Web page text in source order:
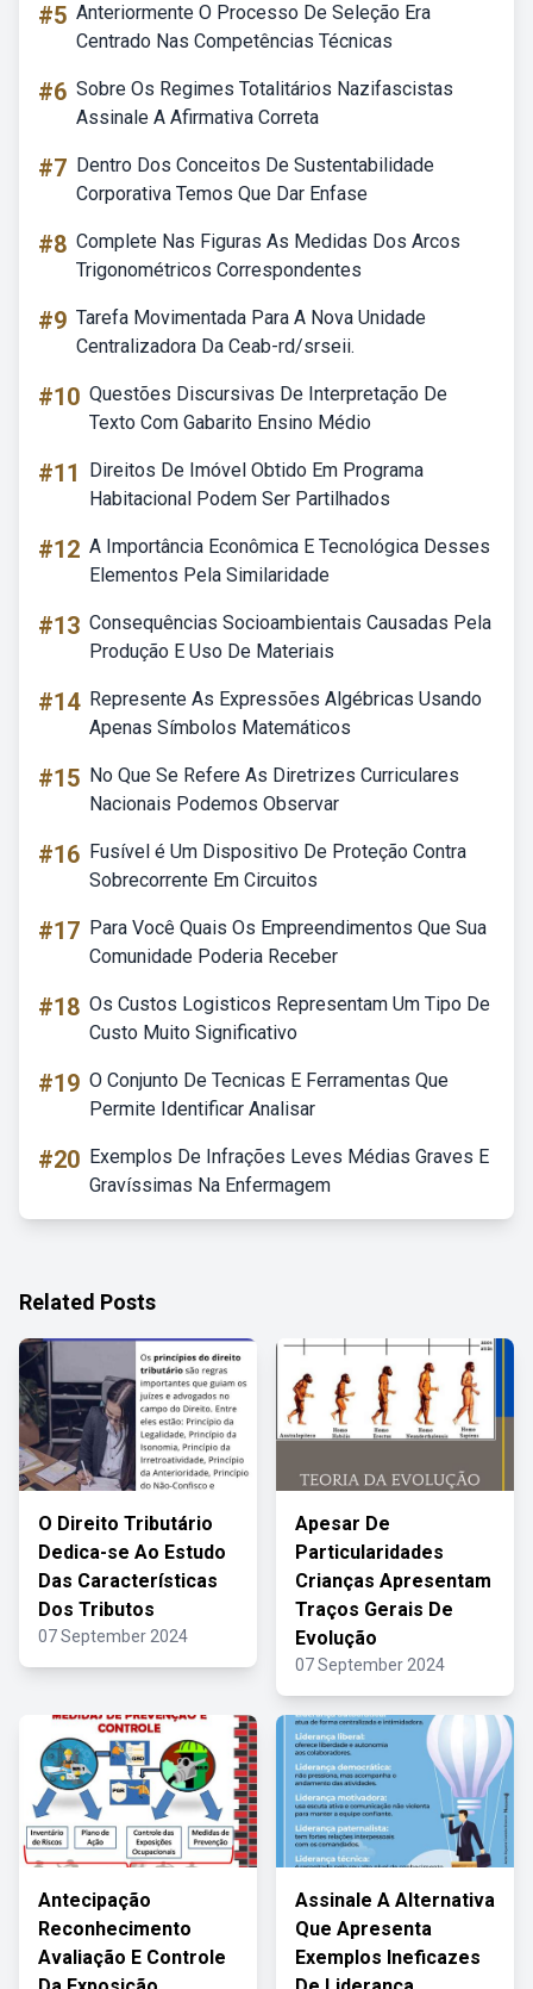
#5 Anteriormente O Processo De Seleção Era
Centrado Nas Competências Técnicas
#6 Sobre Os Regimes Totalitários Nazifascistas
Assinale A Afirmativa Correta
#7 Dentro Dos Conceitos De Sustentabilidade
Corporativa Temos Que Dar Enfase
#8 Complete Nas Figuras As Medidas Dos Arcos
Trigonométricos Correspondentes
#9 Tarefa Movimentada Para A Nova Unidade
Centralizadora Da Ceab-rd/srseii.
#10 Questões Discursivas De Interpretação De
Texto Com Gabarito Ensino Médio
#11
Direitos De Imóvel Obtido Em Programa
Habitacional Podem Ser Partilhados
#12 A Importância Econômica E Tecnológica Desses
Elementos Pela Similaridade
#13 Consequências Socioambientais Causadas Pela
Produção E Uso De Materiais
#14 Represente As Expressões Algébricas Usando
Apenas Símbolos Matemáticos
#15 No Que Se Refere As Diretrizes Curriculares
Nacionais Podemos Observar
#16 Fusível é Um Dispositivo De Proteção Contra
Sobrecorrente Em Circuitos
#17 Para Você Quais Os Empreendimentos Que Sua
Comunidade Poderia Receber
#18 Os Custos Logisticos Representam Um Tipo De
Custo Muito Significativo
#19 O Conjunto De Tecnicas E Ferramentas Que
Permite Identificar Analisar
#20 Exemplos De Infrações Leves Médias Graves E
Gravíssimas Na Enfermagem
Related Posts
O Direito Tributário
Dedica-se Ao Estudo
Das Características
Dos Tributos
07 September 2024
Apesar De
Particularidades
Crianças Apresentam
Traços Gerais De
Evolução
07 September 2024
Antecipação
Reconhecimento
Avaliação E Controle
Assinale A Alternativa
Que Apresenta
Exemplos Ineficazes